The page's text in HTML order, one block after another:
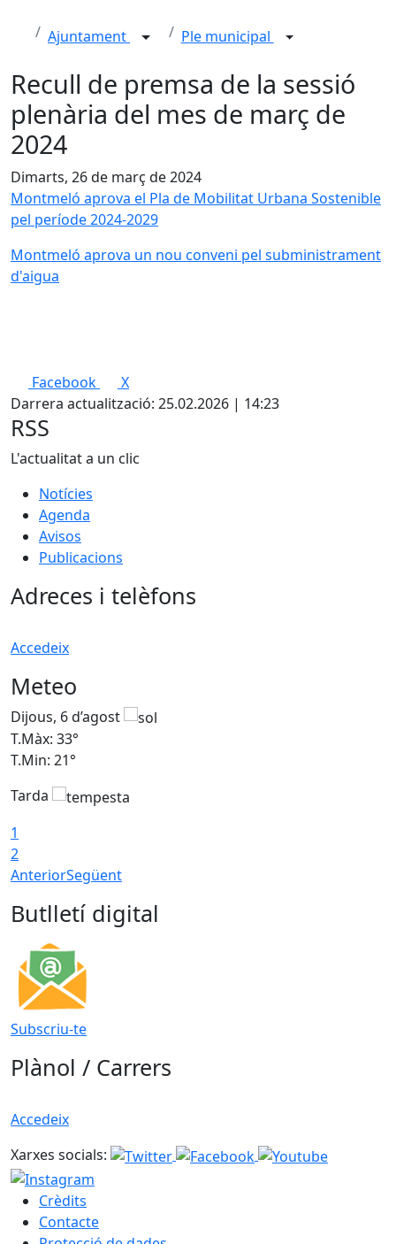
Ajuntament Ple municipal
Recull de premsa de la sessió
plenària del mes de març de
2024
Dimarts, 26 de març de 2024
Montmeló aprova el Pla de Mobilitat Urbana Sostenible
pel període 2024-2029
Montmeló aprova un nou conveni pel subministrament
d'aigua
Facebook
X
Darrera actualització: 25.02.2026 | 14:23
RSS
L'actualitat a un clic
Notícies
Agenda
Avisos
Publicacions
Adreces i telèfons
Accedeix
Meteo
Dijous, 6 d’agost
T.Màx: 33°
T.Min: 21°
Tarda
1
2
AnteriorSegüent
Butlletí digital
Subscriu-te
Plànol / Carrers
Accedeix
Xarxes socials:
Crèdits
Contacte